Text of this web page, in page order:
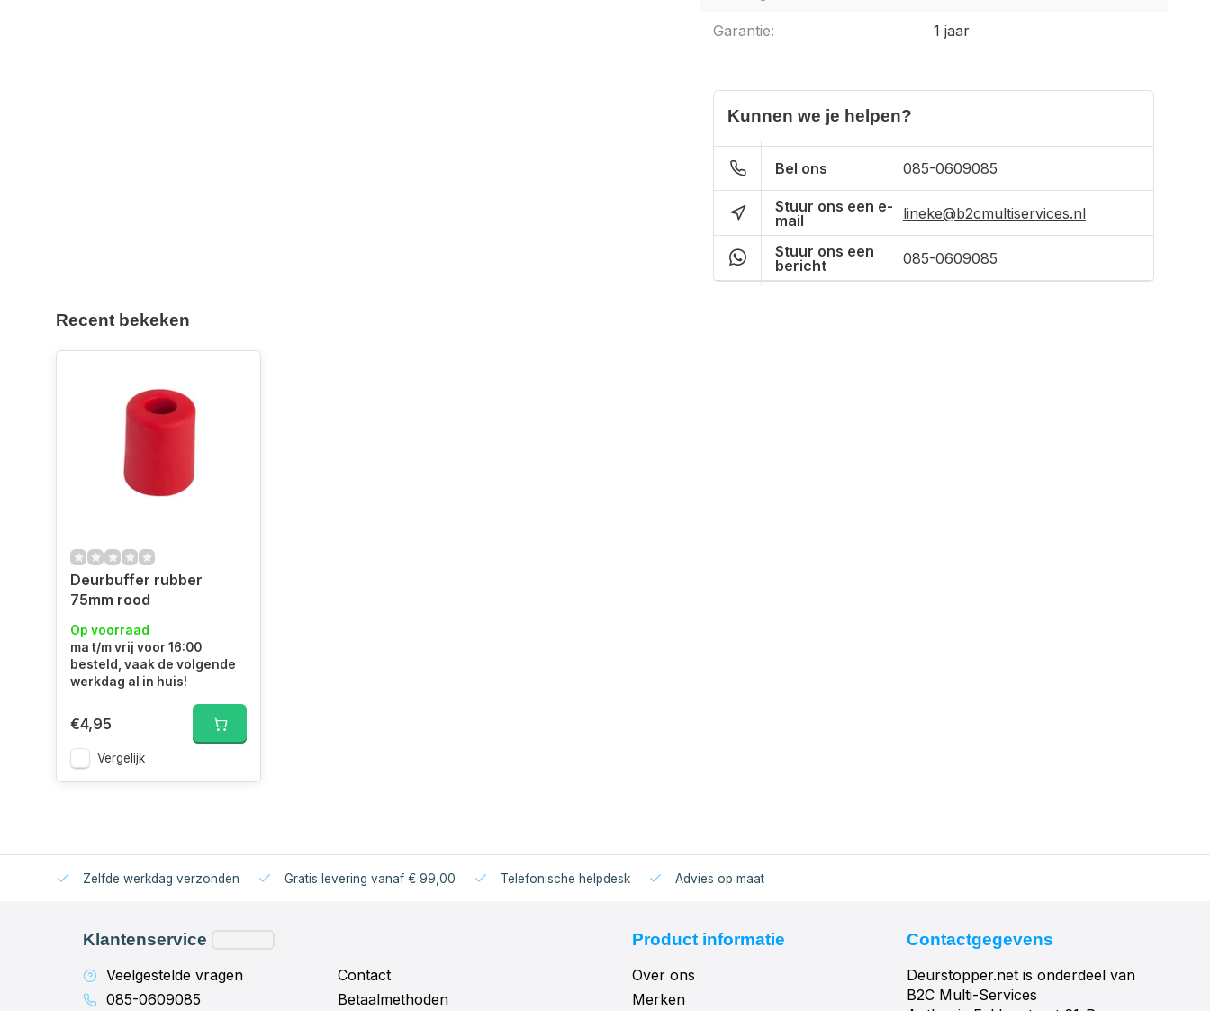
Garantie: 1 jaar
Kunnen we je helpen?
Bel ons 085-0609085
Stuur ons een e-
mail
lineke@b2cmultiservices.nl
Stuur ons een
bericht
085-0609085
Recent bekeken
Deurbuffer rubber
75mm rood
Op voorraad
ma t/m vrij voor 16:00
besteld, vaak de volgende
werkdag al in huis!
€4,95
Vergelijk
Zelfde werkdag verzonden Gratis levering vanaf € 99,00 Telefonische helpdesk Advies op maat
Klantenservice
Veelgestelde vragen
085-0609085
Contact
Betaalmethoden
Product informatie
Over ons
Merken
Contactgegevens
Deurstopper.net is onderdeel van
B2C Multi-Services